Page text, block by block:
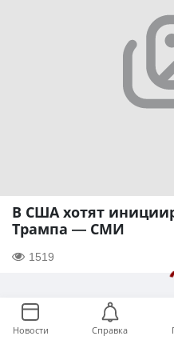
В США хотят
Трампа — СМИ
1519
Новости Справка